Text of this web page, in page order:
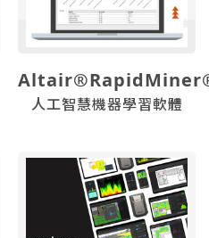
人工智慧機器學習軟體